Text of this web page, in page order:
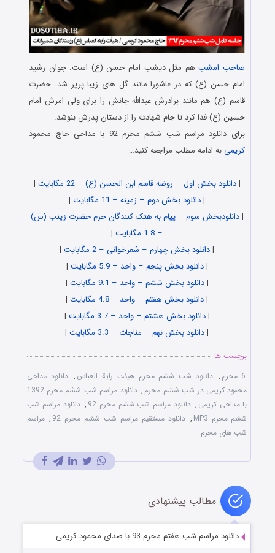
صاحب امشبهم مثل دیشب امام حسن (ع) است. جوان رشید
امام حسن (ع) که در عاشورا مانند گل های زیبا پرپر شد. حضرت
قاسم (ع) هم مانند برادرش عبدالله جانش را برای ولی امرش امام
حسین (ع) فدا کرد تا جام شهادت را از دستان پدرش بنوشد.
برای دانلود مراسم شب ششم محرم 92 با مداحی حاج محمود
کریمیبه ادامه مطلب مراجعه کنید…
…
|دانلود بخش اول – روضه قاسم ابن الحسن (ع) – 22 مگابایت
|
|دانلود بخش دوم – زمینه – 11 مگابایت
|
|دانلودبخش سوم – پیام به هتک کنندگان حرم حضرت زینب (س)
– 1.8 مگابایت
|
|دانلود بخش چهارم – شعرخوانی – 2 مگابایت
|
|دانلود بخش پنجم – واحد – 5.9 مگابایت
|
|دانلود بخش ششم – واحد – 9.1 مگابایت
|
|دانلود بخش هفتم – واحد – 4.8 مگابایت
|
|دانلود بخش هشتم – واحد – 3.7 مگابایت
|
|دانلود بخش نهم – مناجات – 3.3 مگابایت |
برچسب ها
6 محرم
, دانلود شب ششم محرم هیئت رایة العباس , دانلود مداحی
محمود کریمی در شب ششم محرم ,
دانلود مراسم شب ششم محرم 1392
با مداحی کریمی , دانلود مراسم شب ششم محرم 92 , دانلود مراسم شب
ششم محرم MP3
, دانلود مستقیم مراسم شب ششم محرم 92 , مراسم
شب های محرم
مطالب پیشنهادی
دانلود مراسم شب هفتم محرم 93 با صدای محمود کریمی